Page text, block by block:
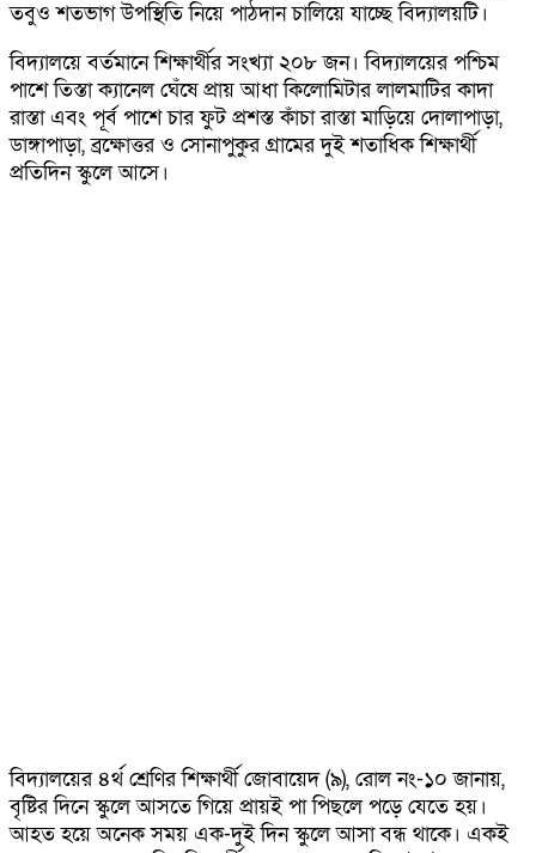
তবুও শতভাগ উপস্থিতি নিয়ে পাঠদান চালিয়ে যাচ্ছে বিদ্যালয়টি।
বিদ্যালয়ে বর্তমানে শিক্ষার্থীর সংখ্যা ২০৮ জন। বিদ্যালয়ের পশ্চিম
পাশে তিস্তা ক্যানেল ঘেঁষে প্রায় আধা কিলোমিটার লালমাটির কাদা
রাস্তা এবং পূর্ব পাশে চার ফুট প্রশস্ত কাঁচা রাস্তা মাড়িয়ে দোলাপাড়া,
ডাঙ্গাপাড়া, ব্রক্ষোত্তর ও সোনাপুকুর গ্রামের দুই শতাধিক শিক্ষার্থী
প্রতিদিন স্কুলে আসে।
বিদ্যালয়ের ৪র্থ শ্রেণির শিক্ষার্থী জোবায়েদ (৯), রোল নং-১০ জানায়,
বৃষ্টির দিনে স্কুলে আসতে গিয়ে প্রায়ই পা পিছলে পড়ে যেতে হয়।
আহত হয়ে অনেক সময় এক-দুই দিন স্কুলে আসা বন্ধ থাকে। একই